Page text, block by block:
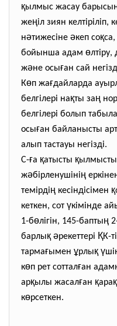
қылмыс жасау
жеңіл зиян келтіріліп,
нәтижесіне әкеп соқса,
бойынша адам өлтіру,
және осыған сай
Көп жағдайларда
белгілері нақты заң
белгілері болып
осыған байланысты
алып тастауы негізді.
С-ға қатысты қылмысты
жәбірленушінің
темірдің кесіндісімен қ
кеткен, сот үкімінде
1-бөлігін, 145-баптың
барлық әрекеттері ҚК-ті
тармағымен ұрлық ү
көп рет сотталған
арқылы жасалған қарақ
көрсеткен.